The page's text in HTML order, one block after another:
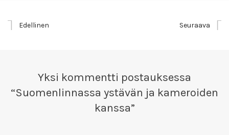
Edellinen Seuraava
Yksi kommentti postauksessa
“Suomenlinnassa ystävän ja kameroiden
kanssa”